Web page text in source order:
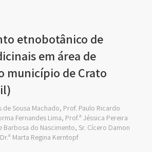
etnobotânico de
em área de
município de Crato
de Sousa Machado, Prof. Paulo Ricardo
Fernandes Lima, Prof.ª Jéssica Pereira
Barbosa do Nascimento, Sr. Cícero Damon
Marta Regina Kerntopf